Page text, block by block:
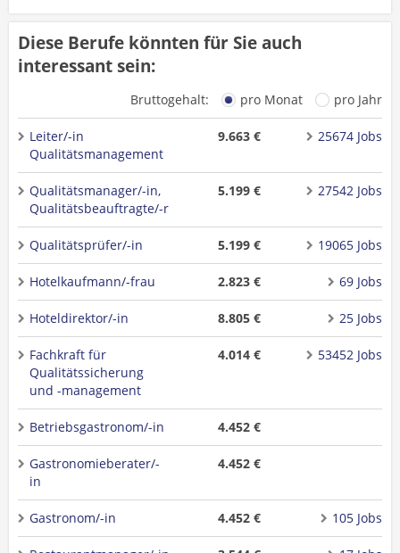
Diese Berufe könnten für Sie auch
interessant sein:
Bruttogehalt: pro Monat pro Jahr
Leiter/-in
Qualitätsmanagement
9.663 € 25674 Jobs
Qualitätsmanager/-in,
Qualitätsbeauftragte/-r
5.199 € 27542 Jobs
Qualitätsprüfer/-in 5.199 € 19065 Jobs
Hotelkaufmann/-frau 2.823 € 69 Jobs
Hoteldirektor/-in 8.805 € 25 Jobs
Fachkraft für
Qualitätssicherung
und -management
4.014 € 53452 Jobs
Betriebsgastronom/-in 4.452 €
Gastronomieberater/-
in
4.452 €
Gastronom/-in 4.452 € 105 Jobs